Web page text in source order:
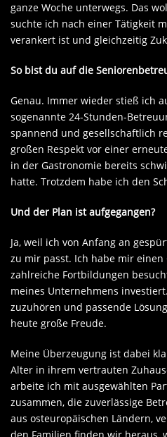
ganze Woche unterwegs. Das
suchte ich nach einer Tätigkeit
verankert ist und gleichzeitig
So bist du auf die
Genau. Immer wieder stieß ich
sogenannte 24-Stunden-
spannend und gesellschaftlich
großen Respekt vor einer
in der Gastronomie bereits
hatte. Trotzdem habe ich den
Und der Plan ist aufgegangen?
Ja, weil ich von Anfang an
zu mir passt. Ich habe mir einen
zahlreiche Fortbildungen
meines Unternehmens
zuzuhören und passende
heute große Freude.
Meine Überzeugung ist dabei
Alter in ihrem vertrauten
arbeite ich mit ausgewählten
zusammen, die zuverlässige
aus osteuropäischen Ländern,